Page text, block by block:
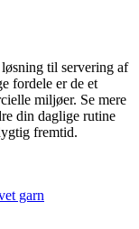
til servering af
fordele er de et
miljøer. Se mere
din daglige rutine
fremtid.
garn